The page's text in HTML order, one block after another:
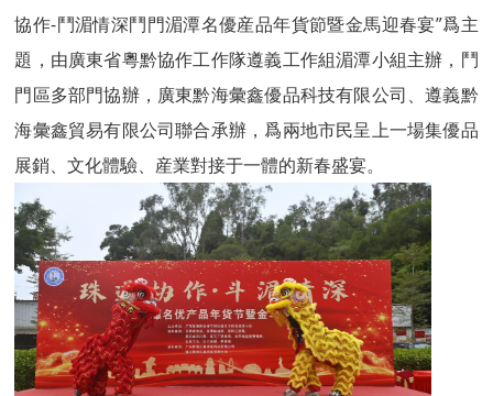
協作-鬥湄情深鬥門湄潭名優産品年貨節暨金馬迎春宴”爲主
題，由廣東省粵黔協作工作隊遵義工作組湄潭小組主辦，鬥
門區多部門協辦，廣東黔海彙鑫優品科技有限公司、遵義黔
海彙鑫貿易有限公司聯合承辦，爲兩地市民呈上一場集優品
展銷、文化體驗、産業對接于一體的新春盛宴。